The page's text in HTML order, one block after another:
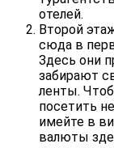
отелей.
Второй
сюда в
Здесь они
забирают
ленты.
посетить
имейте в
валюты